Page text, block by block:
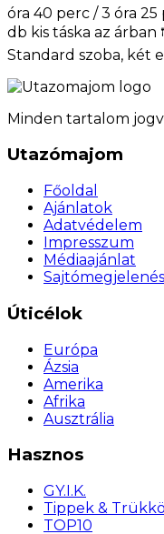
óra 40 perc / 3 óra 25
db kis táska az árban
Standard szoba, két
Minden tartalom
Utazómajom
Főoldal
Ajánlatok
Adatvédelem
Impresszum
Médiaajánlat
Úticélok
Európa
Ázsia
Amerika
Afrika
Ausztrália
Hasznos
GY.I.K.
Tippek &
TOP10